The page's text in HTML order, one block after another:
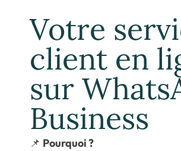
Votre
client en
sur
Business
📌 Pourquoi ?